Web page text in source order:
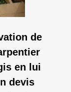
de
en lui
devis